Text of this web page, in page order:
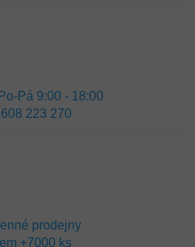
Pá 9:00 - 18:00
223 270
prodejny
+7000 ks